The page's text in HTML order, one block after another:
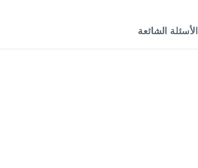
الأسئلة الشائعة